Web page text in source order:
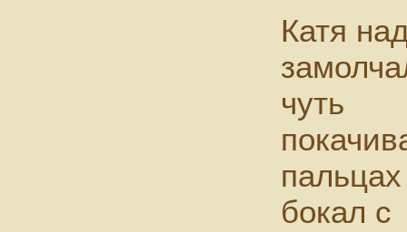
Катя
чуть
пальцах
бокал с